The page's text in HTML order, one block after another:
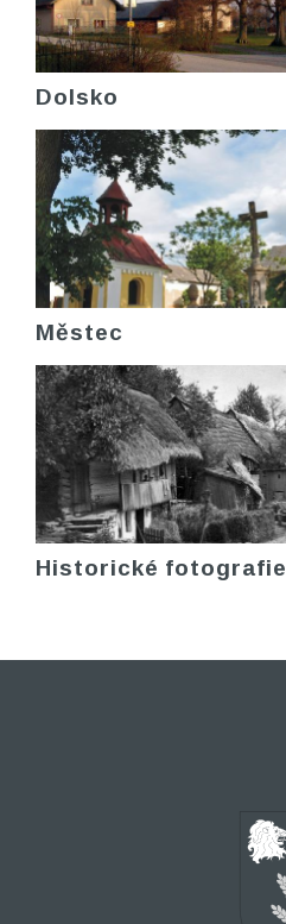
Dolsko
Městec
Historické fotografie